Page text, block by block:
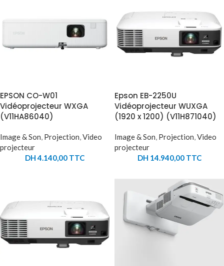
EPSON CO-W01
Vidéoprojecteur WXGA
(V11HA86040)
Image & Son, Projection,Video
projecteur
DH4.140,00 TTC
Epson EB-2250U
Vidéoprojecteur WUXGA
(1920 x 1200) (V11H871040)
Image & Son, Projection,Video
projecteur
DH 14.940,00TTC